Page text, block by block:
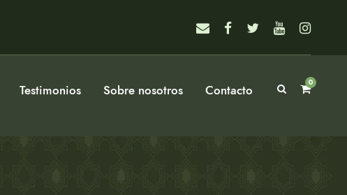
Testimonios Sobre nosotros Contacto 0